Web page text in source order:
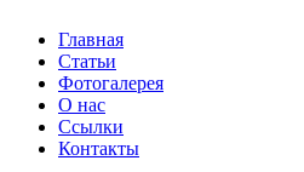
Главная
Статьи
Фотогалерея
О нас
Ссылки
Контакты